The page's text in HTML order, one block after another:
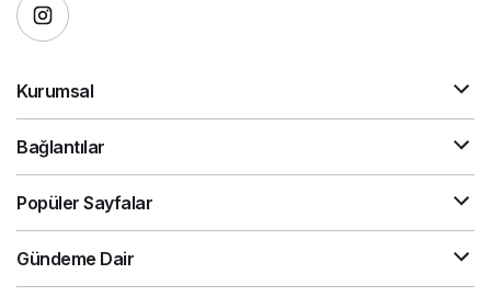
Kurumsal
Bağlantılar
Popüler Sayfalar
Gündeme Dair